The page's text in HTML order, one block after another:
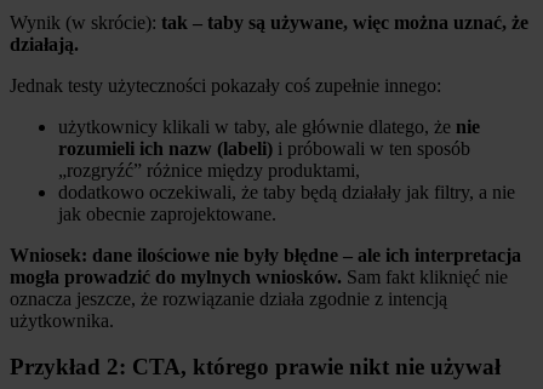
Wynik (w skrócie): tak – taby są używane, więc można uznać, że
działają.
Jednak testy użyteczności pokazały coś zupełnie innego:
użytkownicy klikali w taby, ale głównie dlatego, że nie
rozumieli ich nazw (labeli) i próbowali w ten sposób
„rozgryźć” różnice między produktami,
dodatkowo oczekiwali, że taby będą działały jak filtry, a nie
jak obecnie zaprojektowane.
Wniosek: dane ilościowe nie były błędne – ale ich interpretacja
mogła prowadzić do mylnych wniosków. Sam fakt kliknięć nie
oznacza jeszcze, że rozwiązanie działa zgodnie z intencją
użytkownika.
Przykład 2: CTA, którego prawie nikt nie używał